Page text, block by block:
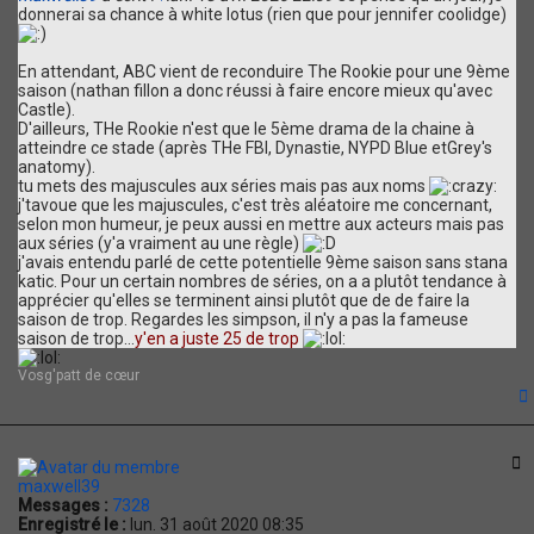
donnerai sa chance à white lotus (rien que pour jennifer coolidge)
En attendant, ABC vient de reconduire The Rookie pour une 9ème
saison (nathan fillon a donc réussi à faire encore mieux qu'avec
Castle).
D'ailleurs, THe Rookie n'est que le 5ème drama de la chaine à
atteindre ce stade (après THe FBI, Dynastie, NYPD Blue etGrey's
anatomy).
tu mets des majuscules aux séries mais pas aux noms
j'tavoue que les majuscules, c'est très aléatoire me concernant,
selon mon humeur, je peux aussi en mettre aux acteurs mais pas
aux séries (y'a vraiment au une règle)
j'avais entendu parlé de cette potentielle 9ème saison sans stana
katic. Pour un certain nombres de séries, on a a plutôt tendance à
apprécier qu'elles se terminent ainsi plutôt que de de faire la
saison de trop. Regardes les simpson, il n'y a pas la fameuse
saison de trop...y'en a juste 25 de trop
Vosg'patt de cœur
maxwell39
Messages : 7328
Enregistré le : lun. 31 août 2020 08:35